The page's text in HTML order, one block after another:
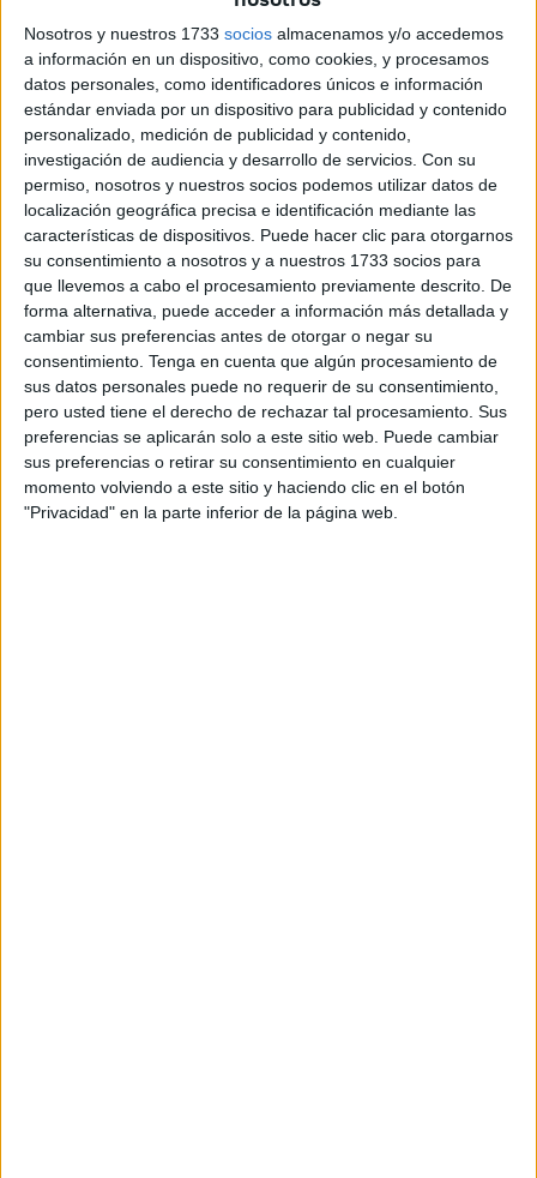
Nosotros y nuestros 1733 socios almacenamos y/o accedemos
a información en un dispositivo, como cookies, y procesamos
datos personales, como identificadores únicos e información
estándar enviada por un dispositivo para publicidad y contenido
personalizado, medición de publicidad y contenido,
investigación de audiencia y desarrollo de servicios. Con su
permiso, nosotros y nuestros socios podemos utilizar datos de
localización geográfica precisa e identificación mediante las
características de dispositivos. Puede hacer clic para otorgarnos
su consentimiento a nosotros y a nuestros 1733 socios para
que llevemos a cabo el procesamiento previamente descrito. De
forma alternativa, puede acceder a información más detallada y
cambiar sus preferencias antes de otorgar o negar su
consentimiento. Tenga en cuenta que algún procesamiento de
sus datos personales puede no requerir de su consentimiento,
pero usted tiene el derecho de rechazar tal procesamiento. Sus
preferencias se aplicarán solo a este sitio web. Puede cambiar
sus preferencias o retirar su consentimiento en cualquier
momento volviendo a este sitio y haciendo clic en el botón
"Privacidad" en la parte inferior de la página web.
El día en que cumplía 4 años, frente a la tarta de
cumpleaños, Antonio (al que todos llaman ‘Nono’ de forma
cariñosa) ya lucía una gorra de policía. “No me preparé
siendo más joven porque fui el único de mis hermanos que
pudo ir a launiversidad y mi padre tenía ese sueño, así
que estudié Gestión Empresarial y Márketing en Sevilla”,